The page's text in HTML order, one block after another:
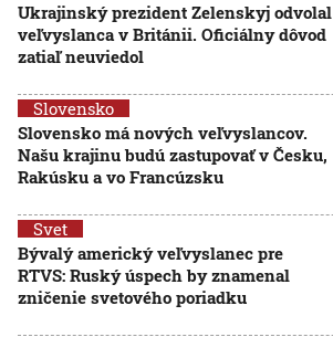
Ukrajinský prezident Zelenskyj odvolal
veľvyslanca v Británii. Oficiálny dôvod
zatiaľ neuviedol
Slovensko
Slovensko má nových veľvyslancov.
Našu krajinu budú zastupovať v Česku,
Rakúsku a vo Francúzsku
Svet
Bývalý americký veľvyslanec pre
RTVS: Ruský úspech by znamenal
zničenie svetového poriadku